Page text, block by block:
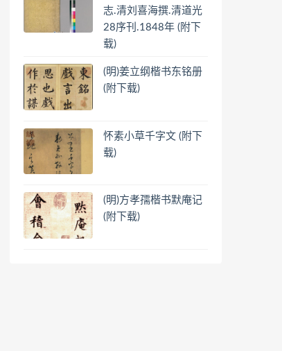
志.清刘喜海撰.清道光
28序刊.1848年 (附下
载)
(明)姜立纲楷书东铭册
(附下载)
怀素小草千字文 (附下
载)
(明)方孝孺楷书默庵记
(附下载)